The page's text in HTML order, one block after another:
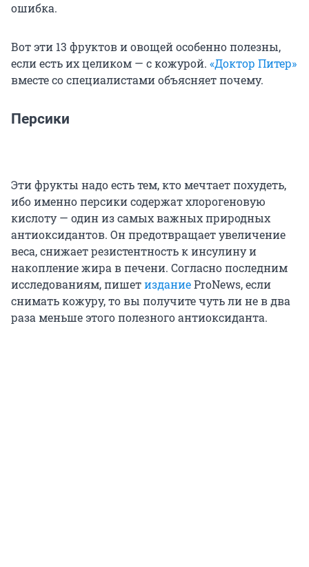
ошибка.
Вот эти 13 фруктов и овощей особенно полезны,
если есть их целиком — с кожурой. «Доктор Питер»
вместе со специалистами объясняет почему.
Персики
Эти фрукты надо есть тем, кто мечтает похудеть,
ибо именно персики содержат хлорогеновую
кислоту — один из самых важных природных
антиоксидантов. Он предотвращает увеличение
веса, снижает резистентность к инсулину и
накопление жира в печени. Согласно последним
исследованиям, пишетизданиеProNews, если
снимать кожуру, то вы получите чуть ли не в два
раза меньше этого полезного антиоксиданта.